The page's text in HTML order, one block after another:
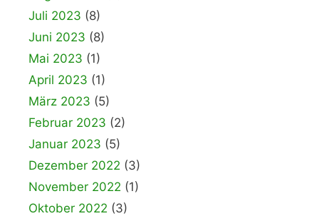
Juli 2023 (8)
Juni 2023 (8)
Mai 2023 (1)
April 2023 (1)
März 2023 (5)
Februar 2023 (2)
Januar 2023 (5)
Dezember 2022 (3)
November 2022 (1)
Oktober 2022 (3)